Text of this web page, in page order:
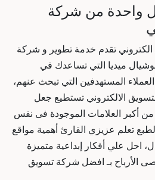
واحدة من شركة
تقدم خدمة تطوير و شركة
ميديا التي تساعدك في
المستهدفين التي تبحث عنهم،
الالكتروني تستطيع جعل
من أكبر العلامات الموجودة فى نفس
تعلم عزيزي القارئ أهمية مواقع
، احل علي أفكار إبداعية متميزة
الأرباح بـافضل شركة تسويق